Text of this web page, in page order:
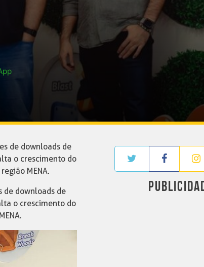
de downloads de
o crescimento do
MENA.
de downloads de
o crescimento do